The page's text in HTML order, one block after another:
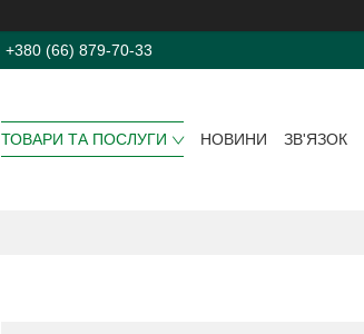
+380 (66) 879-70-33
ТОВАРИ ТА ПОСЛУГИ НОВИНИ ЗВ'ЯЗОК